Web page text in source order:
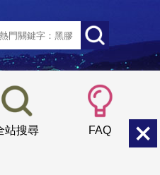
站搜尋 FAQ
小 中